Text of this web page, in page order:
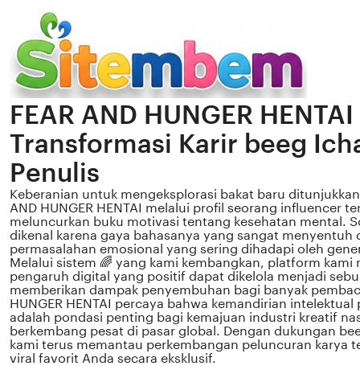
FEAR AND HUNGER HENTAI
Transformasi Karir beeg
Penulis
Keberanian untuk mengeksplorasi bakat baru ditunjukkan
AND HUNGER HENTAI melalui profil seorang influencer
meluncurkan buku motivasi tentang kesehatan mental.
dikenal karena gaya bahasanya yang sangat menyentuh
permasalahan emosional yang sering dihadapi oleh
Melalui sistem 🌈 yang kami kembangkan, platform kami
pengaruh digital yang positif dapat dikelola menjadi
memberikan dampak penyembuhan bagi banyak
HUNGER HENTAI percaya bahwa kemandirian
adalah pondasi penting bagi kemajuan industri kreatif
berkembang pesat di pasar global. Dengan dukungan
kami terus memantau perkembangan peluncuran karya
viral favorit Anda secara eksklusif.